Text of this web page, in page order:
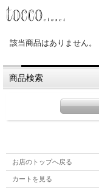
該当商品はありません。
商品検索
お店のトップへ戻る
カートを見る